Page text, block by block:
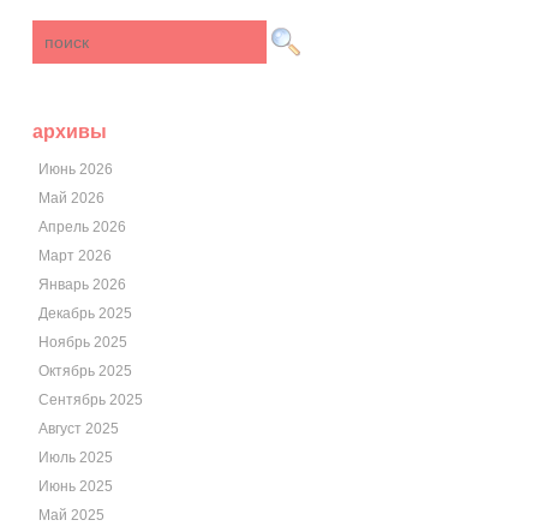
архивы
Июнь 2026
Май 2026
Апрель 2026
Март 2026
Январь 2026
Декабрь 2025
Ноябрь 2025
Октябрь 2025
Сентябрь 2025
Август 2025
Июль 2025
Июнь 2025
Май 2025